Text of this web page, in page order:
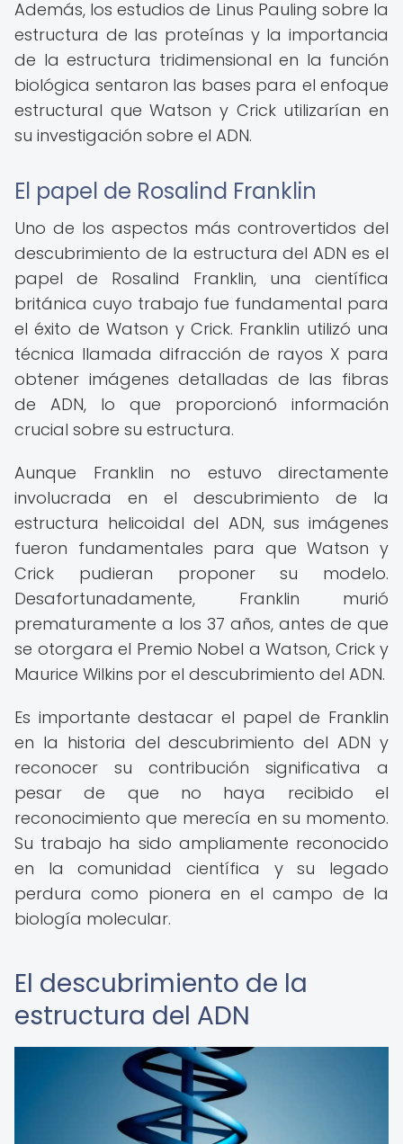
Además, los estudios de Linus Pauling sobre la
estructura de las proteínas y la importancia
de la estructura tridimensional en la función
biológica sentaron las bases para el enfoque
estructural que Watson y Crick utilizarían en
su investigación sobre el ADN.
El papel de Rosalind Franklin
Uno de los aspectos más controvertidos del
descubrimiento de la estructura del ADN es el
papel de Rosalind Franklin, una científica
británica cuyo trabajo fue fundamental para
el éxito de Watson y Crick. Franklin utilizó una
técnica llamada difracción de rayos X para
obtener imágenes detalladas de las fibras
de ADN, lo que proporcionó información
crucial sobre su estructura.
Aunque Franklin no estuvo directamente
involucrada en el descubrimiento de la
estructura helicoidal del ADN, sus imágenes
fueron fundamentales para que Watson y
Crick pudieran proponer su modelo.
Desafortunadamente, Franklin murió
prematuramente a los 37 años, antes de que
se otorgara el Premio Nobel a Watson, Crick y
Maurice Wilkins por el descubrimiento del ADN.
Es importante destacar el papel de Franklin
en la historia del descubrimiento del ADN y
reconocer su contribución significativa a
pesar de que no haya recibido el
reconocimiento que merecía en su momento.
Su trabajo ha sido ampliamente reconocido
en la comunidad científica y su legado
perdura como pionera en el campo de la
biología molecular.
El descubrimiento de la
estructura del ADN